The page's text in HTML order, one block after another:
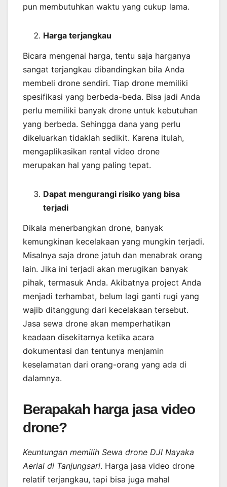
pun membutuhkan waktu yang cukup lama.
Harga terjangkau
Bicara mengenai harga, tentu saja harganya
sangat terjangkau dibandingkan bila Anda
membeli drone sendiri. Tiap drone memiliki
spesifikasi yang berbeda-beda. Bisa jadi Anda
perlu memiliki banyak drone untuk kebutuhan
yang berbeda. Sehingga dana yang perlu
dikeluarkan tidaklah sedikit. Karena itulah,
mengaplikasikan rental video drone
merupakan hal yang paling tepat.
Dapat mengurangi risiko yang bisa
terjadi
Dikala menerbangkan drone, banyak
kemungkinan kecelakaan yang mungkin terjadi.
Misalnya saja drone jatuh dan menabrak orang
lain. Jika ini terjadi akan merugikan banyak
pihak, termasuk Anda. Akibatnya project Anda
menjadi terhambat, belum lagi ganti rugi yang
wajib ditanggung dari kecelakaan tersebut.
Jasa sewa drone akan memperhatikan
keadaan disekitarnya ketika acara
dokumentasi dan tentunya menjamin
keselamatan dari orang-orang yang ada di
dalamnya.
Berapakah harga jasa video
drone?
Keuntungan memilih Sewa drone DJI Nayaka
Aerial di Tanjungsari. Harga jasa video drone
relatif terjangkau, tapi bisa juga mahal